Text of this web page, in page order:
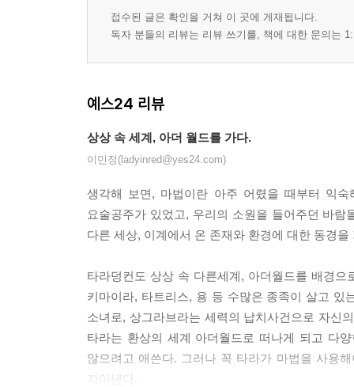
접수된 글은 확인을 거쳐 이 곳에 게재됩니다.
독자 분들의 리뷰는 리뷰 쓰기를, 책에 대한 문의는
예스24 리뷰
상상 속 세계, 아더 월드를 가다.
이민정(ladyinred@yes24.com)
생각해 보면, 마법이란 아주 어렸을 때부터 익
요술공주가 있었고, 우리의 소원을 들어주던 바
다른 세상, 이계에서 온 존재와 환경에 대한 동경
타라덩컨도 상상 속 다른세계, 아더월드를 배경
키마이라, 타트리스, 용 등 수많은 종족이 살고
소녀로, 상그라브라는 세력의 납치사건으로 자신
타라는 환상의 세계 아더월드로 떠나게 되고 다
않으려고 애쓴다. 그러나 꼭 타라가 마법을 사용
자아낸다.